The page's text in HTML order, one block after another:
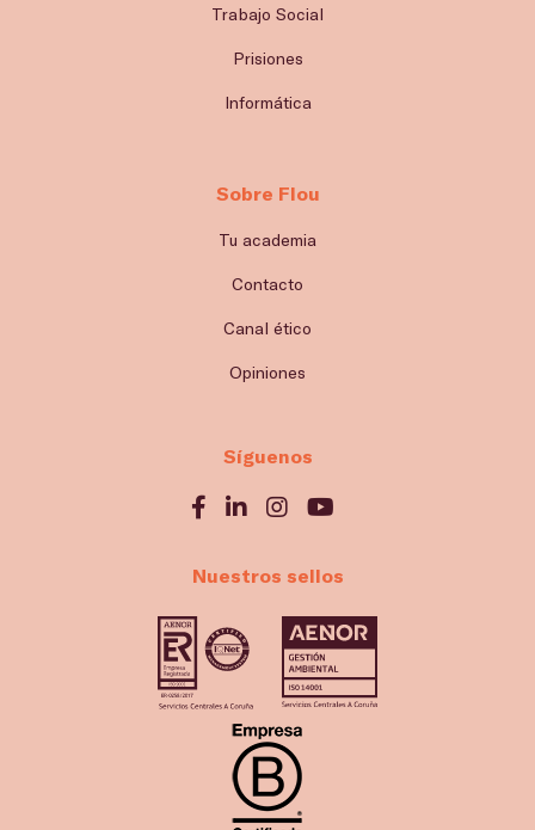
Trabajo Social
Prisiones
Informática
Sobre Flou
Tu academia
Contacto
Canal ético
Opiniones
Síguenos
Nuestros sellos